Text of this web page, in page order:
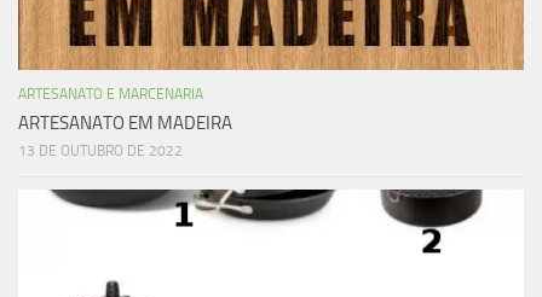
ARTESANATO E MARCENARIA
ARTESANATO EM MADEIRA
13 DE OUTUBRO DE 2022